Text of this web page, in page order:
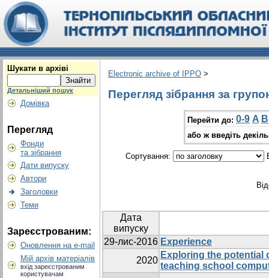
Шукати в архіві
Детальніший пошук
Домівка
Перегляд
Фонди
та зібрання
Дати випуску
Автори
Заголовки
Теми
Зареєстрованим:
Оновлення на e-mail
Мій архів матеріалів
вхід зареєстрованим
користувачам
Electronic archive of IPPO >
Перегляд зібрання за
Перейти до: 0-9 A B
або ж введіть
Сортування:
Дата
випуску
29-лис-2016 Experience
2020
Exploring the potential
teaching school